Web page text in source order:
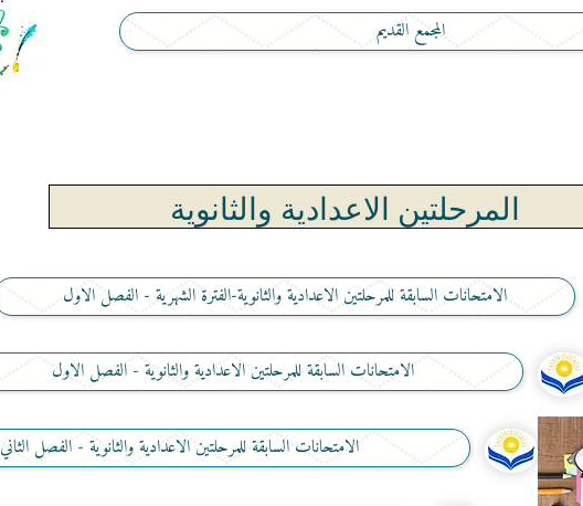
المجمع القديم
المرحلتين الاعدادية والثانوية
الامتحانات السابقة للمرحلتين الاعدادية والثانوية-الفترة الشهرية - الفصل الاول
الامتحانات السابقة للمرحلتين الاعدادية والثانوية - الفصل الاول
الامتحانات السابقة للمرحلتين الاعدادية والثانوية - الفصل الثاني